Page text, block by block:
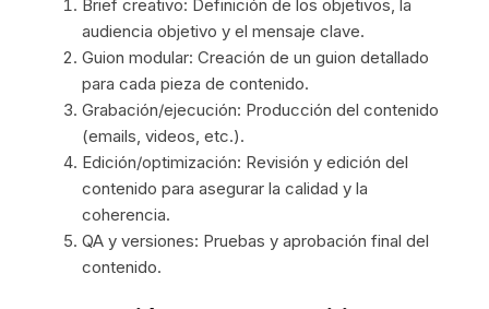
Brief creativo: Definición de los objetivos, la
audiencia objetivo y el mensaje clave.
Guion modular: Creación de un guion detallado
para cada pieza de contenido.
Grabación/ejecución: Producción del contenido
(emails, videos, etc.).
Edición/optimización: Revisión y edición del
contenido para asegurar la calidad y la
coherencia.
QA y versiones: Pruebas y aprobación final del
contenido.